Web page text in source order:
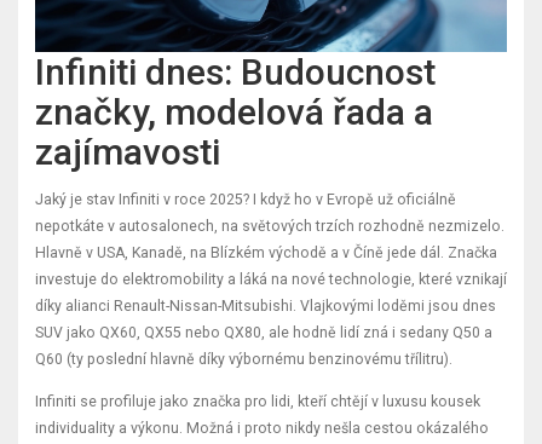
Infiniti dnes: Budoucnost
značky, modelová řada a
zajímavosti
Jaký je stav Infiniti v roce 2025? I když ho v Evropě už oficiálně
nepotkáte v autosalonech, na světových trzích rozhodně nezmizelo.
Hlavně v USA, Kanadě, na Blízkém východě a v Číně jede dál. Značka
investuje do elektromobility a láká na nové technologie, které vznikají
díky alianci Renault-Nissan-Mitsubishi. Vlajkovými loděmi jsou dnes
SUV jako QX60, QX55 nebo QX80, ale hodně lidí zná i sedany Q50 a
Q60 (ty poslední hlavně díky výbornému benzinovému třílitru).
Infiniti se profiluje jako značka pro lidi, kteří chtějí v luxusu kousek
individuality a výkonu. Možná i proto nikdy nešla cestou okázalého